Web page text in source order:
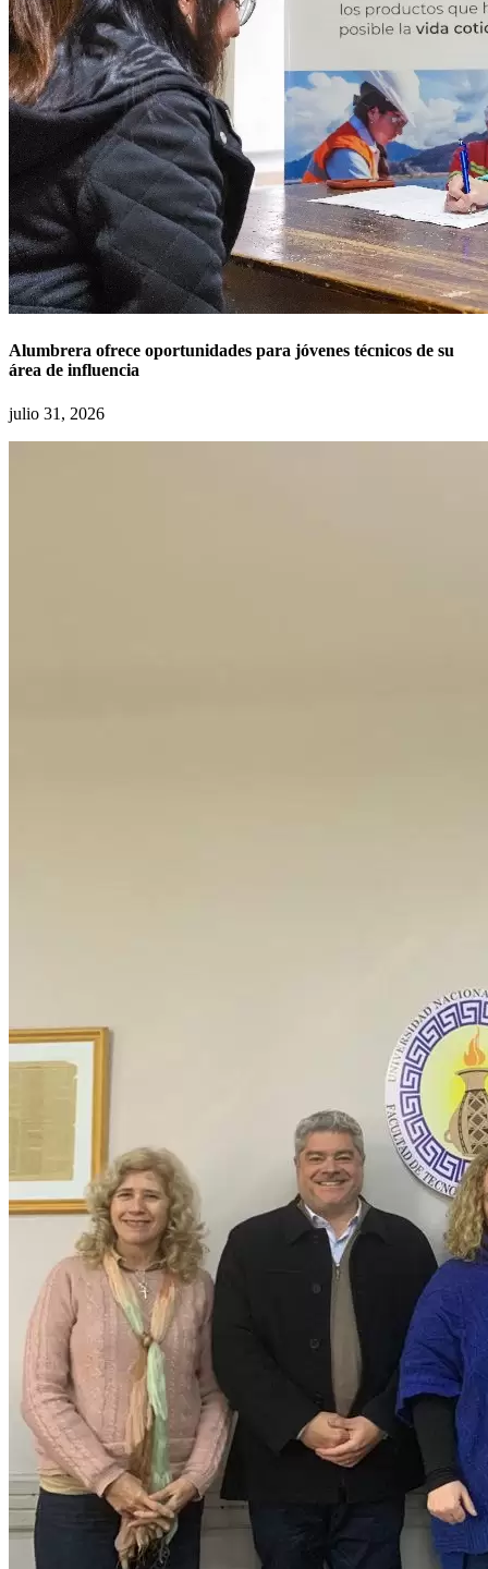
Alumbrera ofrece oportunidades para jóvenes técnicos de su
área de influencia
julio 31, 2026